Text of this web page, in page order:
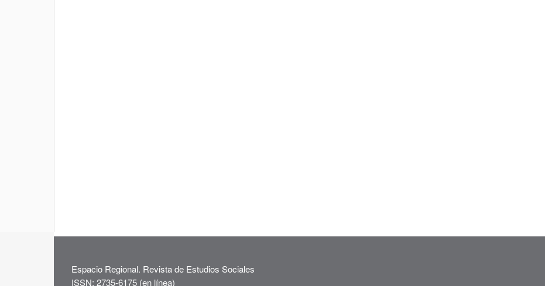
Espacio Regional. Revista de Estudios Sociales
ISSN: 2735-6175 (en línea)